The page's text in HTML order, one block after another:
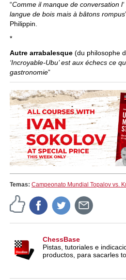
“Comme il manque de conversation l‘
langue de bois mais à bâtons rompus
Philippin.
*
Autre arrabalesque (du philosophe
‘Incroyable-Ubu’ est aux échecs ce
gastronomie”
Temas: Campeonato Mundial Topalov vs.
ChessBase
Pistas, tutoriales e
productos, para sacarles